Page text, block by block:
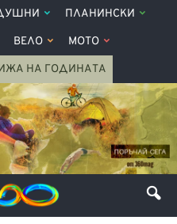
ПЛАНИНСКИ
ВЕЛО МОТО
НА ГОДИНАТА